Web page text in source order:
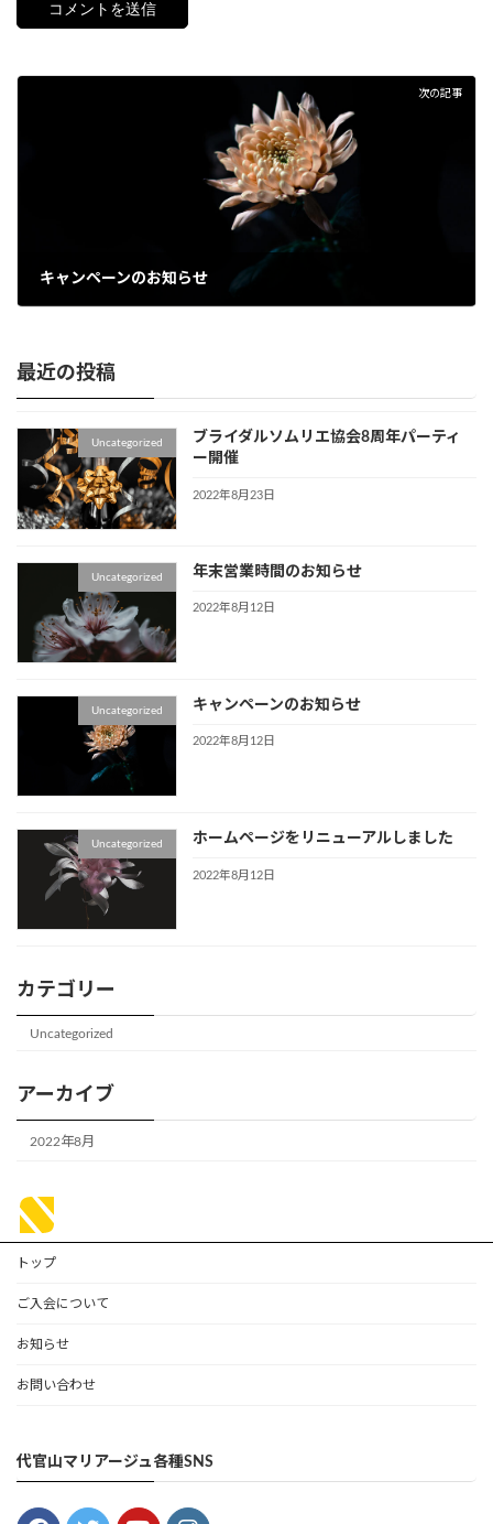
次の記事
キャンペーンのお知らせ
最近の投稿
Uncategorized
ブライダルソムリエ協会8周年パーティ
ー開催
2022年8月23日
Uncategorized 年末営業時間のお知らせ
2022年8月12日
Uncategorized キャンペーンのお知らせ
2022年8月12日
Uncategorized ホームページをリニューアルしました
2022年8月12日
カテゴリー
Uncategorized
アーカイブ
2022年8月
トップ
ご入会について
お知らせ
お問い合わせ
代官山マリアージュ各種SNS